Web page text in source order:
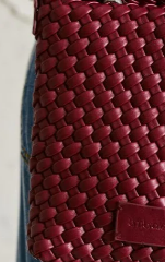
10.